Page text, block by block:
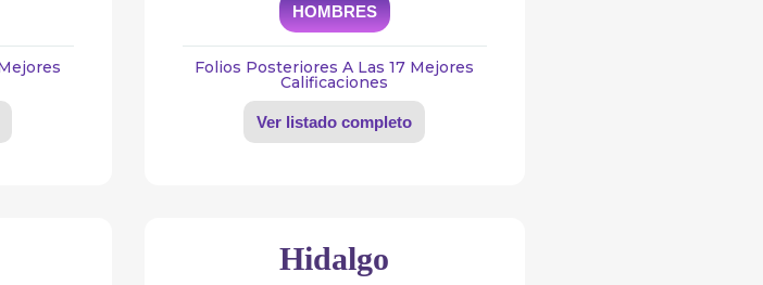
HOMBRES
Folios Posteriores A Las 17 Mejores
Calificaciones
Ver listado completo
Hidalgo